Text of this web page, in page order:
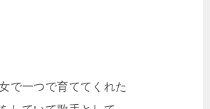
で一つで育ててくれた